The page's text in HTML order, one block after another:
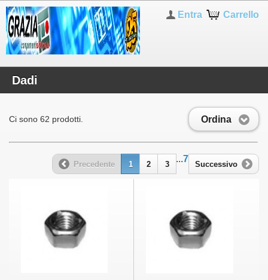
Carrello
Entra
Dadi
Ordina
Ci sono 62 prodotti.
Precedente 1 2 3
...7
Successivo